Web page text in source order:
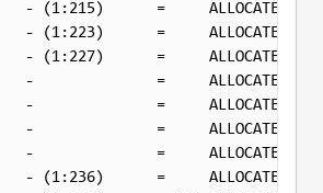
- (1:215)      =
- (1:223)      =
- (1:227)      =
-              =     ALLOCATED
-              =
-              =     ALLOCATED
-              =
- (1:236)      =